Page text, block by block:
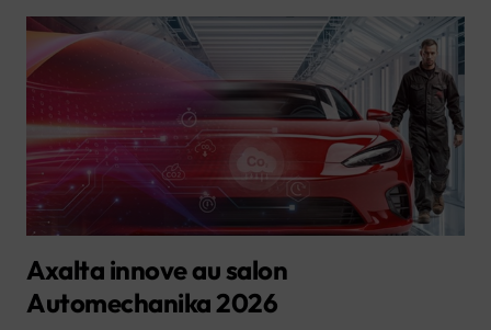
Axalta innove au salon
Automechanika 2026